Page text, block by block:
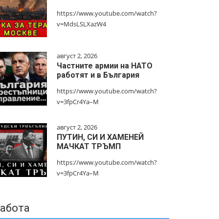
https://www.youtube.com/watch?
v=MdsLSLXazW4
август 2, 2026
Частните армии на НАТО
работят и в България
https://www.youtube.com/watch?
v=3fpCr4Ya–M
август 2, 2026
ПУТИН, СИ И ХАМЕНЕЙ
МАЧКАТ ТРЪМП
https://www.youtube.com/watch?
v=3fpCr4Ya–M